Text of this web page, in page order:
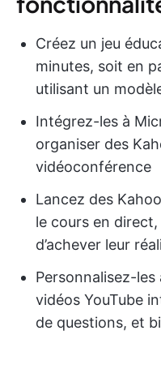
Créez un jeu
minutes, soit en
utilisant un
Intégrez-les à
organiser des
vidéoconférence
Lancez des
le cours en
d’achever leur
Personnalisez-
vidéos YouTube
de questions, et